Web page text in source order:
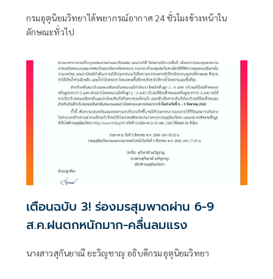
กรมอุตุนิยมวิทยาได้พยากรณ์อากาศ 24 ชั่วโมงข้างหน้าใน
ลักษณะทั่วไป
เตือนฉบับ 3! ร่องมรสุมพาดผ่าน 6-9
ส.ค.ฝนตกหนักมาก-คลื่นลมแรง
นางสาวสุกันยาณี ยะวิญชาญ อธิบดีกรมอุตุนิยมวิทยา